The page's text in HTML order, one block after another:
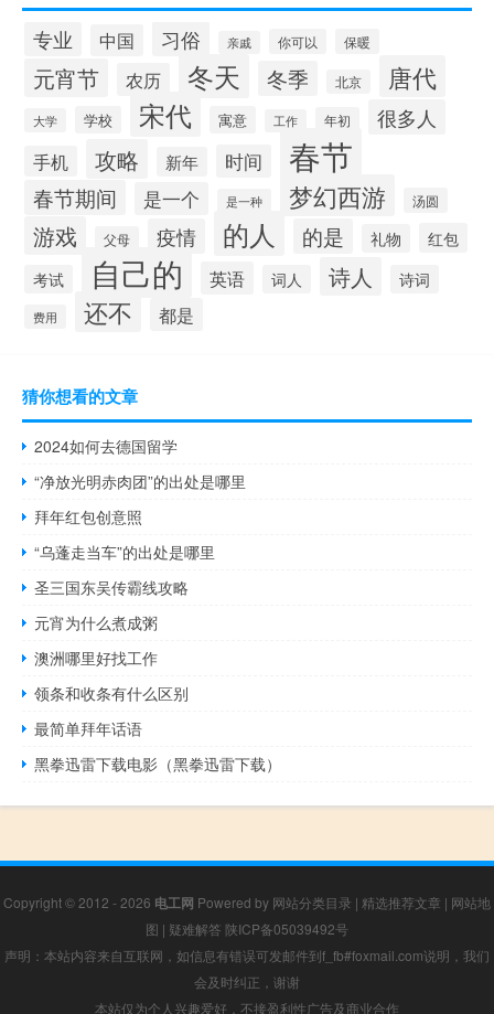
专业 中国 习俗 亲戚 你可以 保暖
元宵节 农历 冬天 冬季 北京 唐代
大学 学校 宋代 寓意 工作 年初 很多人
手机 攻略 新年 时间 春节
春节期间 是一个 是一种 梦幻西游 汤圆
游戏 父母 疫情 的人 的是 礼物 红包
考试 自己的 英语 词人 诗人 诗词
费用 还不 都是
猜你想看的文章
2024如何去德国留学
“净放光明赤肉团”的出处是哪里
拜年红包创意照
“乌蓬走当车”的出处是哪里
圣三国东吴传霸线攻略
元宵为什么煮成粥
澳洲哪里好找工作
领条和收条有什么区别
最简单拜年话语
黑拳迅雷下载电影（黑拳迅雷下载）
Copyright © 2012 - 2026 电工网 Powered by 网站分类目录 | 精选推荐文章 | 网站地
图 | 疑难解答 陕ICP备05039492号
声明：本站内容来自互联网，如信息有错误可发邮件到f_fb#foxmail.com说明，我们
会及时纠正，谢谢
本站仅为个人兴趣爱好，不接盈利性广告及商业合作